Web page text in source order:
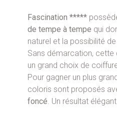
Fascination *****
de tempe à tempe qui
naturel et la possibilité
Sans démarcation, cette
un grand choix de
Pour gagner un plus
coloris sont proposés
foncé . Un résultat